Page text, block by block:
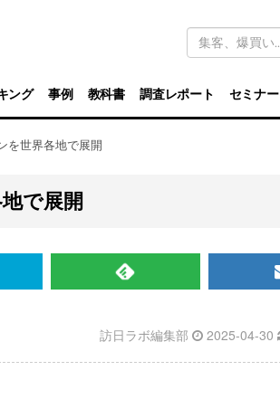
キ
ワ
ド
検
索
ング 事例 教科書 調査レポート セミナー
を世界各地で展開
で展開
RSS
記
事
訪日ラボ編集部 2025-04-30